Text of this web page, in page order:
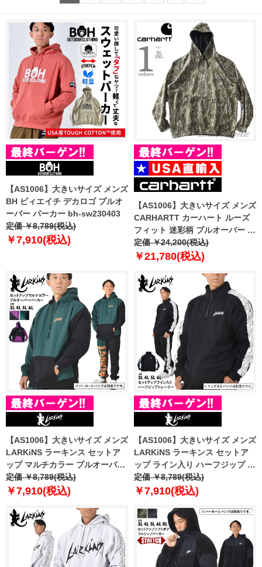
【AS1006】大きいサイズ メンズ
BH ビィエイチ デカロゴ プルオ
ーバー パーカー bh-sw230403
定価 ￥8,789(税込)
￥7,910(税込)
【AS1006】大きいサイズ メンズ
CARHARTT カーハート ルーズ
フィット 迷彩柄 プルオーバー パ
ーカー Loose Fit Midweight
Camo Graphic Sweatshirt USA
定価 ￥24,200(税込)
￥21,780(税込)
【AS1006】大きいサイズ メンズ
LARKiNS ラーキンス セットア
ップ マルチカラー プルオーバー
パーカー ld652-524
定価 ￥8,789(税込)
￥7,910(税込)
【AS1006】大きいサイズ メンズ
LARKiNS ラーキンス セットア
ップ ライン入り ハーフジップ ト
レーナー ld150-524
定価 ￥8,789(税込)
￥7,910(税込)